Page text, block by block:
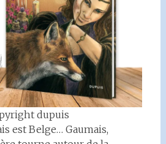
dupuis
est Belge… Gaumais,